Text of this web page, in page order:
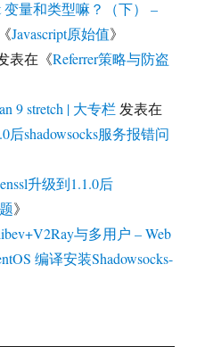
变量和类型嘛？（下） –
Javascript原始值》
表在《Referrer策略与防盗
9 stretch | 大专栏 发表在
后shadowsocks服务报错问
升级到1.1.0后
》
与多用户 – Web
编译安装Shadowsocks-